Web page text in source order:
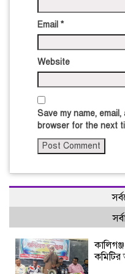
Email *
Website
Save my name,
browser for the next
কমিটির